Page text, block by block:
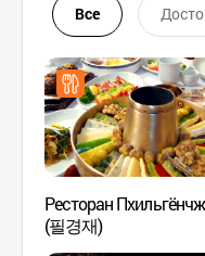
Все
Ресторан
(필경재)